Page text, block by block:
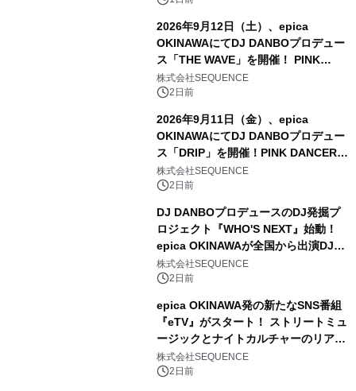
2026年9月12日（土）、epica
OKINAWAにてDJ DANBOプロデュー
ス「THE WAVE」を開催！ PINK
DANCERSのユニット「JEWEL」全
15名が出演決定
株式会社SEQUENCE
2日前
2026年9月11日（金）、epica
OKINAWAにてDJ DANBOプロデュー
ス「DRIP」を開催！PINK DANCERS
のユニット「JEWEL」全15名が出演
決定
株式会社SEQUENCE
2日前
DJ DANBOプロデュースのDJ発掘プ
ロジェクト『WHO'S NEXT』始動！
epica OKINAWAが全国から出演DJを
募集
株式会社SEQUENCE
2日前
epica OKINAWA発の新たなSNS番組
『eTV』がスタート！ ストリートミュ
ージックとナイトカルチャーのリアル
を発信
株式会社SEQUENCE
2日前